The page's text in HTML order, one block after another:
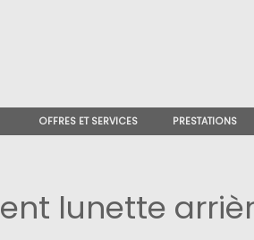
OFFRES ET SERVICES PRESTATIONS
lunette